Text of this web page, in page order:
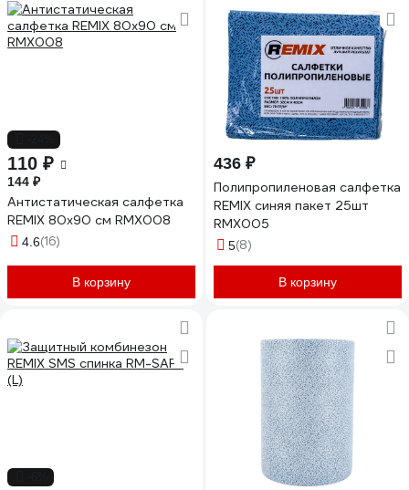
110 ₽
144 ₽
Антистатическая салфетка
REMIX 80х90 см RMX008
4.6(16)
В корзину
436 ₽
Полипропиленовая салфетка
REMIX синяя пакет 25шт
RMX005
5(8)
В корзину